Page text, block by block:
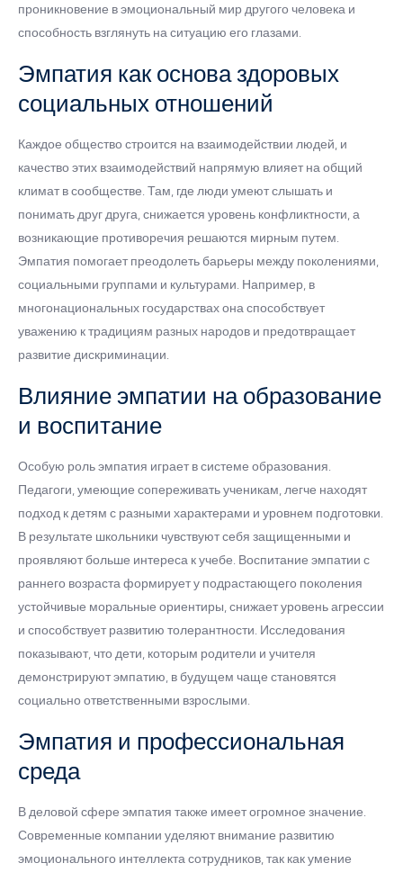
проникновение в эмоциональный мир другого человека и
способность взглянуть на ситуацию его глазами.
Эмпатия как основа здоровых
социальных отношений
Каждое общество строится на взаимодействии людей, и
качество этих взаимодействий напрямую влияет на общий
климат в сообществе. Там, где люди умеют слышать и
понимать друг друга, снижается уровень конфликтности, а
возникающие противоречия решаются мирным путем.
Эмпатия помогает преодолеть барьеры между поколениями,
социальными группами и культурами. Например, в
многонациональных государствах она способствует
уважению к традициям разных народов и предотвращает
развитие дискриминации.
Влияние эмпатии на образование
и воспитание
Особую роль эмпатия играет в системе образования.
Педагоги, умеющие сопереживать ученикам, легче находят
подход к детям с разными характерами и уровнем подготовки.
В результате школьники чувствуют себя защищенными и
проявляют больше интереса к учебе. Воспитание эмпатии с
раннего возраста формирует у подрастающего поколения
устойчивые моральные ориентиры, снижает уровень агрессии
и способствует развитию толерантности. Исследования
показывают, что дети, которым родители и учителя
демонстрируют эмпатию, в будущем чаще становятся
социально ответственными взрослыми.
Эмпатия и профессиональная
среда
В деловой сфере эмпатия также имеет огромное значение.
Современные компании уделяют внимание развитию
эмоционального интеллекта сотрудников, так как умение